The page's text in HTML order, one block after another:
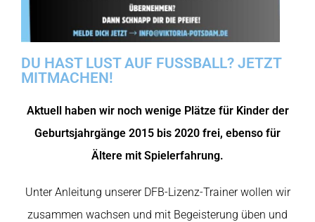
DU HAST LUST AUF FUSSBALL? JETZT
MITMACHEN!
Aktuell haben wir noch wenige Plätze für Kinder der
Geburtsjahrgänge 2015 bis 2020 frei, ebenso für
Ältere mit Spielerfahrung.
Unter Anleitung unserer DFB-Lizenz-Trainer wollen wir
zusammen wachsen und mit Begeisterung üben und